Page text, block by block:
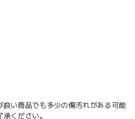
い商品でも多少の傷汚れがある可能
ください。